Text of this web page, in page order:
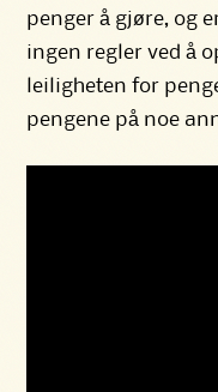
penger å gjøre, og
ingen regler ved å
leiligheten for
pengene på noe